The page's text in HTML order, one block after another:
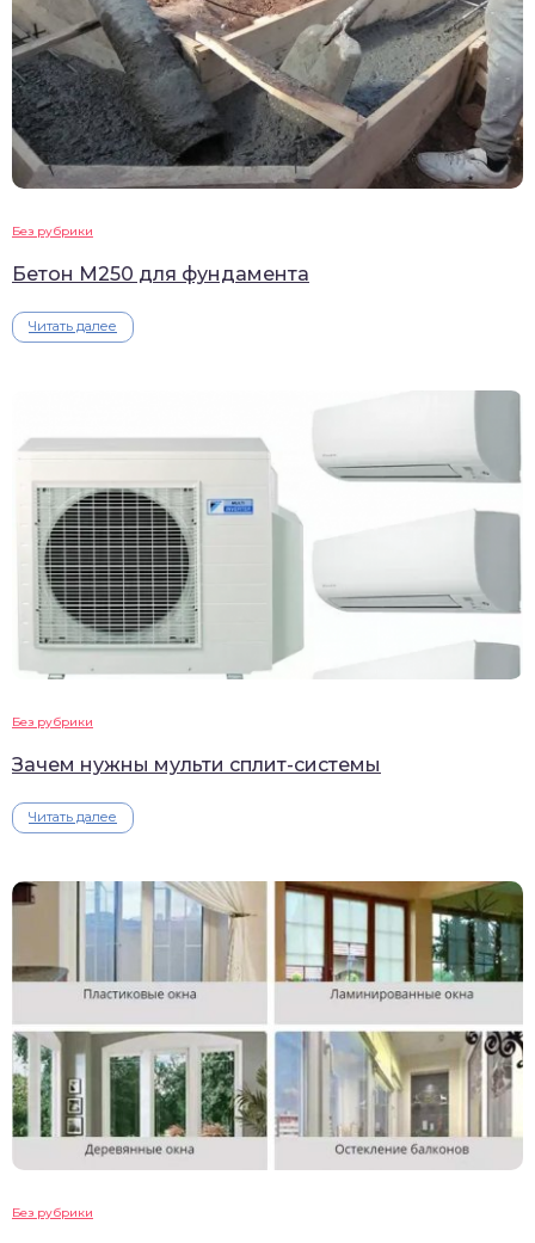
Без рубрики
Бетон М250 для фундамента
Читать далее
Без рубрики
Зачем нужны мульти сплит-системы
Читать далее
Без рубрики